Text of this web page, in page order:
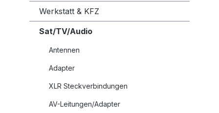
Werkstatt & KFZ
Sat/TV/Audio
Antennen
Adapter
XLR Steckverbindungen
AV-Leitungen/Adapter